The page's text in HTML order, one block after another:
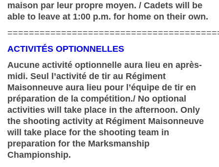
maison par leur propre moyen. / Cadets will be
able to leave at 1:00 p.m. for home on their own.
ACTIVITÉS OPTIONNELLES
Aucune activité optionnelle aura lieu en après-
midi. Seul l’activité de tir au Régiment
Maisonneuve aura lieu pour l’équipe de tir en
préparation de la compétition./ No optional
activities will take place in the afternoon. Only
the shooting activity at Régiment Maisonneuve
will take place for the shooting team in
preparation for the Marksmanship
Championship.